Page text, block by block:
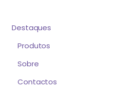
Destaques
Produtos
Sobre
Contactos